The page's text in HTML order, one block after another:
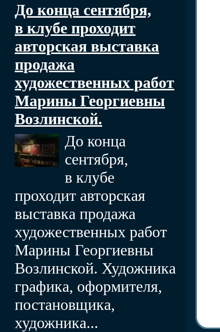
До конца сентября,
в клубе проходит
авторская выставка
продажа
художественных работ
Марины Георгиевны
Возлинской.
До конца
сентября,
в клубе
проходит авторская
выставка продажа
художественных работ
Марины Георгиевны
Возлинской. Художника
графика, оформителя,
постановщика,
художника...